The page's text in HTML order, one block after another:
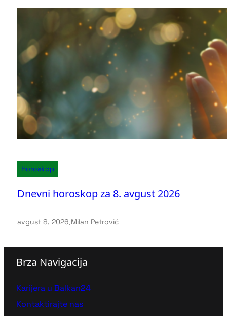
Horoskop
Dnevni horoskop za 8. avgust 2026
avgust 8, 2026.Milan Petrović
Brza Navigacija
Karijera u Balkan24
Kontaktirajte nas